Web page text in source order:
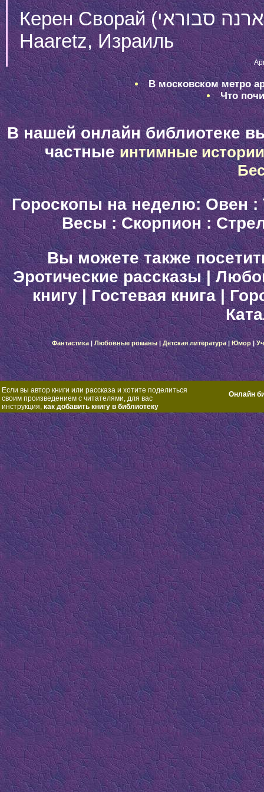
Haaretz, Израиль
В московском метро
Что
В нашей онлайн библиотеке
частныеинтимные истории
Гороскопы на неделю:Овен:
Весы:Скорпион:
Вы можете также
Эротические рассказы|
книгу|Гостевая книга|
Фантастика| Любовные романы| Детская литература| Юмор|
Если вы автор книги или рассказа и хотите поделиться
своим произведением с читателями, для вас
инструкция, как добавить книгу в библиотеку
Онлайн